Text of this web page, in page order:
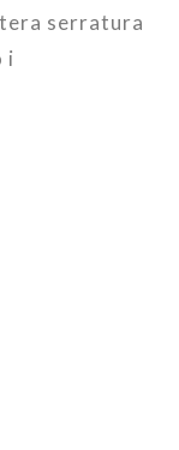
serratura
i